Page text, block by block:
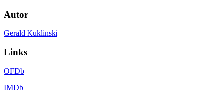
Autor
Gerald Kuklinski
Links
OFDb
IMDb